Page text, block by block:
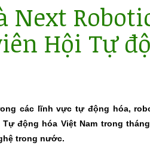
Next
Hội Tự
các lĩnh vực tự động hóa,
động hóa Việt Nam trong
trong nước.